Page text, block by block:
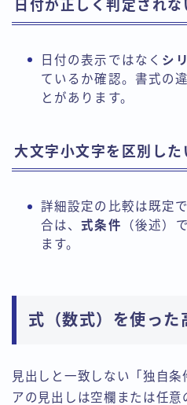
日付が正しく判定されな
日付の表示ではなく シ
ているか確認。書式の
とがあります。
大文字小文字を区別した
詳細設定の比較は既定で
合は、式条件
（後述）
ます。
式（数式）を使った
見出しと一致しない「独自条
アの見出しは空欄または任意